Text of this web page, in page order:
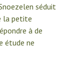
séduit
la petite
à de
étude ne